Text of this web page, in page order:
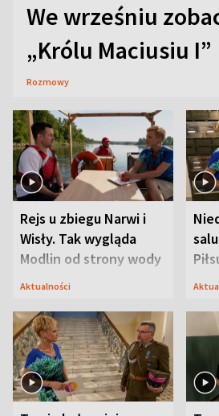
We wrześniu
„Królu Maciusiu I”
Rozmowy
Rejs u zbiegu Narwi i
Wisły. Tak wygląda
Modlin od strony wody
Aktualności